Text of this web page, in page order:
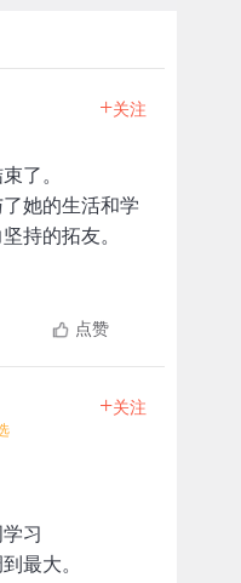
+关注
了。
她的生活和学
持的拓友。
点赞
+关注
习
最大。